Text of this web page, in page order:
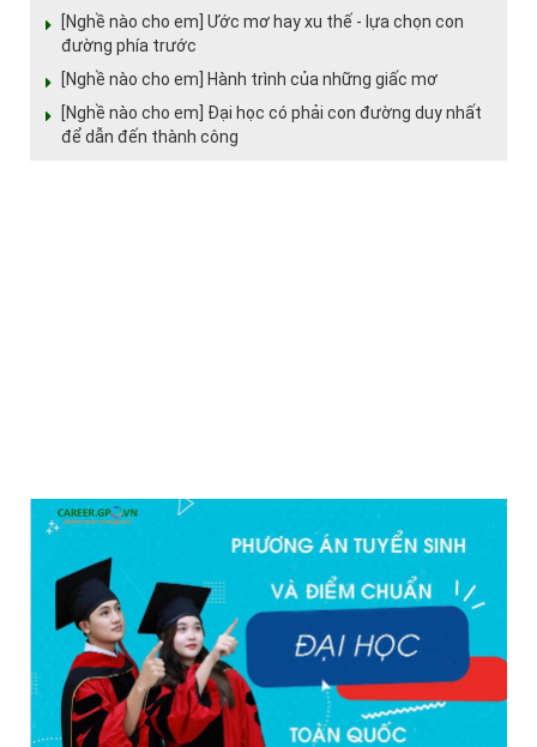
[Nghề nào cho em] Ước mơ hay xu thế - lựa chọn con
đường phía trước
[Nghề nào cho em] Hành trình của những giấc mơ
[Nghề nào cho em] Đại học có phải con đường duy nhất
để dẫn đến thành công